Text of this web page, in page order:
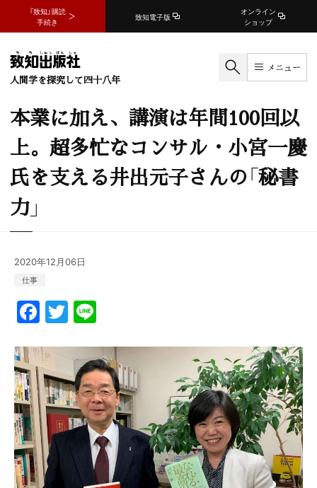
『致知』購読
手続き
致知電子版
オンライン
ショップ
人間学を探究して四十八年
メニュー
本業に加え、講演は年間100回以
上。超多忙なコンサル・小宮一慶
氏を支える井出元子さんの「秘書
力」
2020年12月06日
仕事
F
a
c
e
b
o
o
k
T
w
itt
er
e